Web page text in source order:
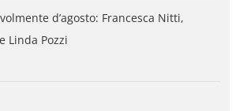
d’agosto: Francesca Nitti,
Linda Pozzi